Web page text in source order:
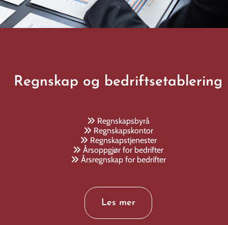
Regnskap og bedriftsetablering
 Regnskapsbyrå
 Regnskapskontor
 Regnskapstjenester
 Årsoppgjør for bedrifter
 Årsregnskap for bedrifter
Les mer